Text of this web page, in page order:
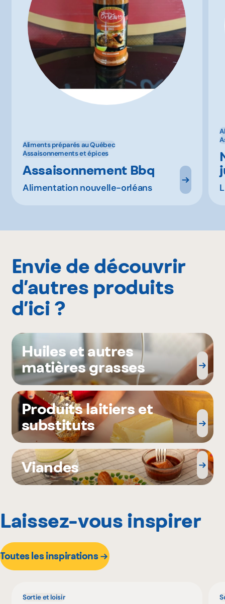
Aliments préparés au Québec
Assaisonnements et épices
Assaisonnement Bbq
Alimentation nouvelle-orléans
Envie de découvrir
d’autres produits
d’ici ?
Huiles et autres
matières grasses
Produits laitiers et
substituts
Viandes
Laissez-vous inspirer
Toutes les inspirations
Sortie et loisir